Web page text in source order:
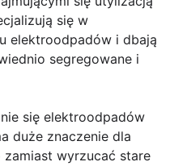
się w
elektroodpadów i dbają
segregowane i
się elektroodpadów
duże znaczenie dla
wyrzucać stare